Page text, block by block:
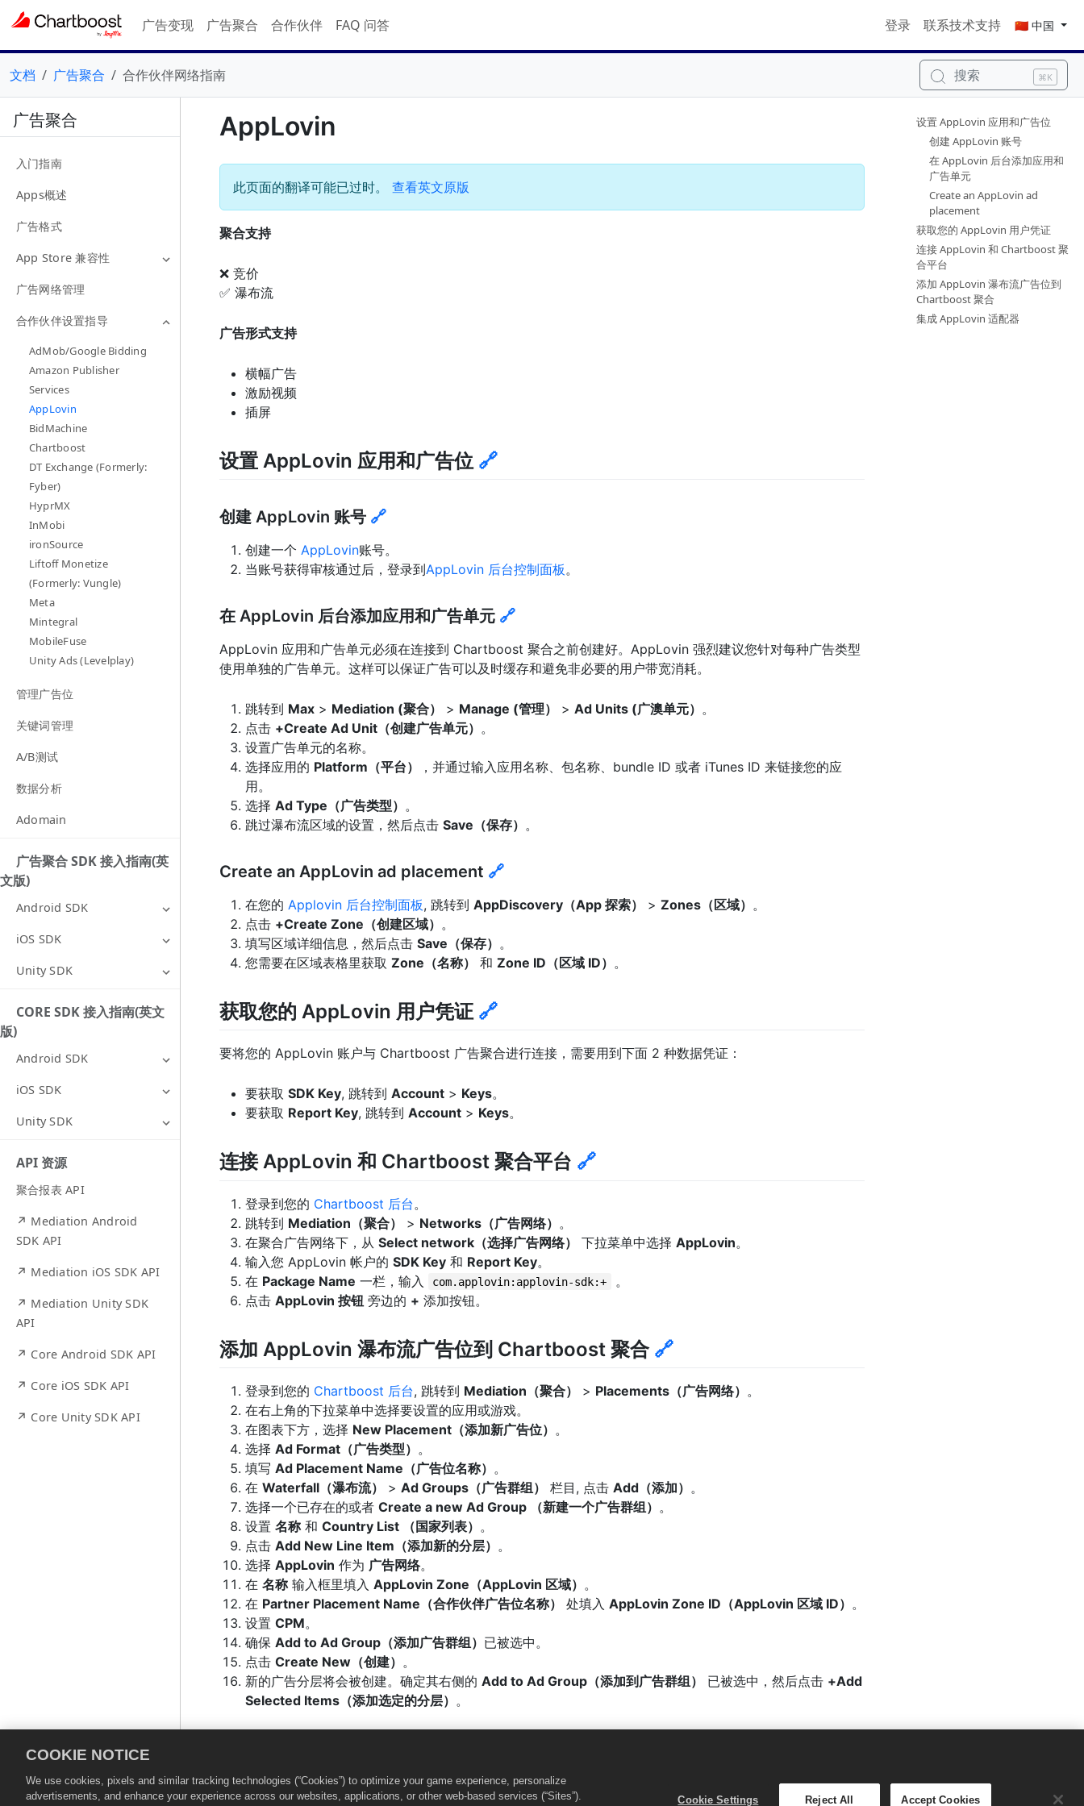
广告变现 广告聚合 合作伙伴 FAQ 问答 登录 联系技术支持 🇨🇳 中国
文档 广告聚合 合作伙伴网络指南 搜索 ⌘K
广告聚合
入门指南
Apps概述
广告格式
App Store 兼容性
广告网络管理
合作伙伴设置指导
AdMob/Google Bidding
Amazon Publisher
Services
AppLovin
BidMachine
Chartboost
DT Exchange (Formerly:
Fyber)
HyprMX
InMobi
ironSource
Liftoff Monetize
(Formerly: Vungle)
Meta
Mintegral
MobileFuse
Unity Ads (Levelplay)
管理广告位
关键词管理
A/B测试
数据分析
Adomain
广告聚合 SDK 接入指南(英
文版)
Android SDK
iOS SDK
Unity SDK
CORE SDK 接入指南(英文
版)
Android SDK
iOS SDK
Unity SDK
API 资源
聚合报表 API
↗ Mediation Android
SDK API
↗ Mediation iOS SDK API
↗ Mediation Unity SDK
API
↗ Core Android SDK API
↗ Core iOS SDK API
↗ Core Unity SDK API
AppLovin
此页面的翻译可能已过时。 查看英文原版
聚合支持
❌ 竞价
✅ 瀑布流
广告形式支持
横幅广告
激励视频
插屏
设置 AppLovin 应用和广告位 🔗
创建 AppLovin 账号 🔗
创建一个 AppLovin账号。
当账号获得审核通过后，登录到AppLovin 后台控制面板。
在 AppLovin 后台添加应用和广告单元 🔗
AppLovin 应用和广告单元必须在连接到 Chartboost 聚合之前创建好。AppLovin 强烈建议您针对每种广告类型
使用单独的广告单元。这样可以保证广告可以及时缓存和避免非必要的用户带宽消耗。
跳转到 Max > Mediation (聚合） > Manage (管理） > Ad Units (广澳单元） 。
点击 +Create Ad Unit（创建广告单元） 。
设置广告单元的名称。
选择应用的 Platform（平台）
，并通过输入应用名称、包名称、bundle ID 或者 iTunes ID 来链接您的应
用。
选择 Ad Type（广告类型） 。
跳过瀑布流区域的设置，然后点击 Save（保存） 。
Create an AppLovin ad placement 🔗
在您的 Applovin 后台控制面板, 跳转到 AppDiscovery（App 探索） > Zones（区域） 。
点击 +Create Zone（创建区域） 。
填写区域详细信息，然后点击 Save（保存） 。
您需要在区域表格里获取 Zone（名称） 和 Zone ID（区域 ID） 。
获取您的 AppLovin 用户凭证 🔗
要将您的 AppLovin 账户与 Chartboost 广告聚合进行连接，需要用到下面 2 种数据凭证：
要获取 SDK Key, 跳转到 Account > Keys。
要获取 Report Key, 跳转到 Account > Keys。
连接 AppLovin 和 Chartboost 聚合平台 🔗
登录到您的 Chartboost 后台 。
跳转到 Mediation（聚合） > Networks（广告网络） 。
在聚合广告网络下，从 Select network（选择广告网络） 下拉菜单中选择 AppLovin。
输入您 AppLovin 帐户的 SDK Key 和 Report Key。
在 Package Name 一栏，输入 com.applovin:applovin-sdk:+
。
点击 AppLovin 按钮 旁边的 + 添加按钮。
添加 AppLovin 瀑布流广告位到 Chartboost 聚合 🔗
登录到您的 Chartboost 后台, 跳转到 Mediation（聚合） > Placements（广告网络） 。
在右上角的下拉菜单中选择要设置的应用或游戏。
在图表下方，选择 New Placement（添加新广告位） 。
选择 Ad Format（广告类型） 。
填写 Ad Placement Name（广告位名称） 。
在 Waterfall（瀑布流） > Ad Groups（广告群组） 栏目, 点击 Add（添加） 。
选择一个已存在的或者 Create a new Ad Group （新建一个广告群组） 。
设置 名称和 Country List （国家列表） 。
点击 Add New Line Item（添加新的分层） 。
选择 AppLovin 作为 广告网络。
在 名称输入框里填入 AppLovin Zone（AppLovin 区域） 。
在 Partner Placement Name（合作伙伴广告位名称） 处填入 AppLovin Zone ID（AppLovin 区域 ID） 。
设置 CPM。
确保 Add to Ad Group（添加广告群组） 已被选中。
点击 Create New（创建） 。
新的广告分层将会被创建。确定其右侧的 Add to Ad Group（添加到广告群组） 已被选中，然后点击 +Add
Selected Items（添加选定的分层） 。
请参考我们的Chartboost 聚合适配管理器 ，以获得最新版本的适配器和集成指南。
设置 AppLovin 应用和广告位
创建 AppLovin 账号
在 AppLovin 后台添加应用和
广告单元
Create an AppLovin ad
placement
获取您的 AppLovin 用户凭证
连接 AppLovin 和 Chartboost 聚
合平台
添加 AppLovin 瀑布流广告位到
Chartboost 聚合
集成 AppLovin 适配器
COOKIE NOTICE
We use cookies, pixels and similar tracking technologies (“Cookies”) to optimize your game experience, personalize
advertisements, and enhance your experience across our websites, applications, or other web-based services (“Sites”).
Cookie Settings Reject All Accept Cookies